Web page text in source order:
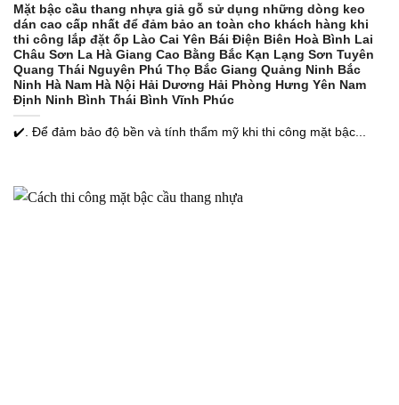
Mặt bậc cầu thang nhựa giả gỗ sử dụng những dòng keo
dán cao cấp nhất để đảm bảo an toàn cho khách hàng khi
thi công lắp đặt ốp Lào Cai Yên Bái Điện Biên Hoà Bình Lai
Châu Sơn La Hà Giang Cao Bằng Bắc Kạn Lạng Sơn Tuyên
Quang Thái Nguyên Phú Thọ Bắc Giang Quảng Ninh Bắc
Ninh Hà Nam Hà Nội Hải Dương Hải Phòng Hưng Yên Nam
Định Ninh Bình Thái Bình Vĩnh Phúc
✔️. Để đảm bảo độ bền và tính thẩm mỹ khi thi công mặt bậc...